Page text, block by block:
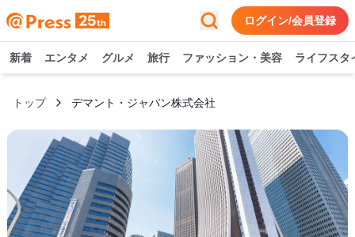
ログイン/会員登録
新着 エンタメ グルメ 旅行 ファッション・美容 ライフスタ
トップ デマント・ジャパン株式会社